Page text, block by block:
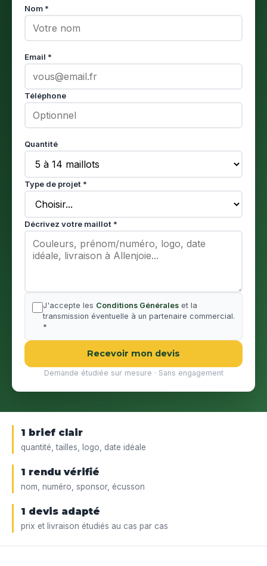
Nom *
Email *
Téléphone
Quantité
Type de projet *
Décrivez votre maillot *
J'accepte les Conditions Générales et la
transmission éventuelle à un partenaire commercial.
*
Recevoir mon devis
Demande étudiée sur mesure · Sans engagement
1 brief clair
quantité, tailles, logo, date idéale
1 rendu vérifié
nom, numéro, sponsor, écusson
1 devis adapté
prix et livraison étudiés au cas par cas